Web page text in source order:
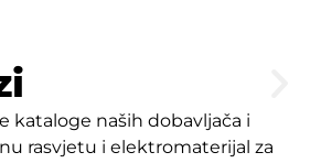
kataloge naših dobavljača i
rasvjetu i elektromaterijal za